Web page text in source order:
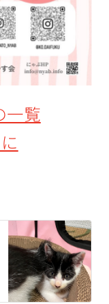
一覧